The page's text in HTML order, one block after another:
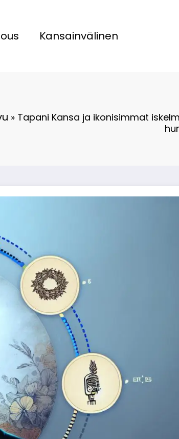
Kansainvälinen
» Tapani Kansa ja ikonisimmat